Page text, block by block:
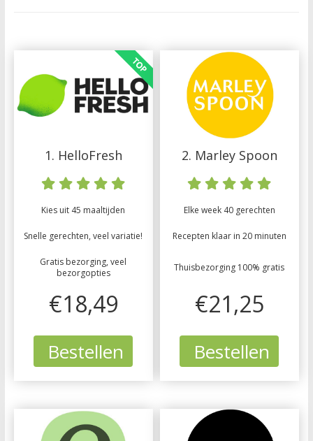
1. HelloFresh
Kies uit 45 maaltijden
Snelle gerechten, veel variatie!
Gratis bezorging, veel
bezorgopties
€18,49
Bestellen
2. Marley Spoon
Elke week 40 gerechten
Recepten klaar in 20 minuten
Thuisbezorging 100% gratis
€21,25
Bestellen